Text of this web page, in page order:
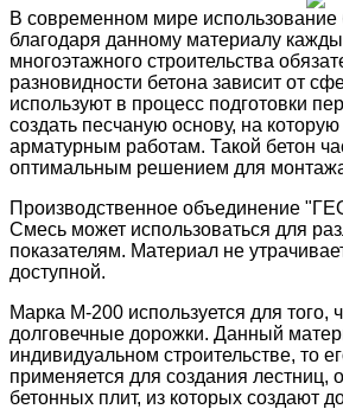
В современном мире
благодаря данному материалу
многоэтажного строительства
разновидности бетона зависит от
используют в процесс подготовки
создать песчаную основу, на
арматурным работам. Такой бетон
оптимальным решением для
Производственное объединение
Смесь может использоваться для
показателям. Материал не
доступной.
Марка М-200 используется для
долговечные дорожки. Данный
индивидуальном строительстве, то
применяется для создания лестниц,
бетонных плит, из которых создают